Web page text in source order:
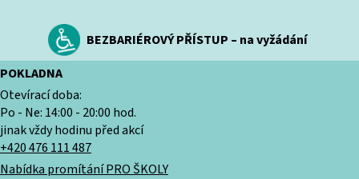
BEZBARIÉROVÝ PŘÍSTUP – na vyžádání
POKLADNA
Otevírací doba:
Po - Ne: 14:00 - 20:00 hod.
jinak vždy hodinu před akcí
+420 476 111 487
Nabídka promítání PRO ŠKOLY